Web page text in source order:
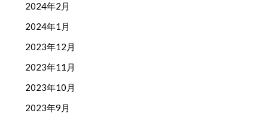
2024年2月
2024年1月
2023年12月
2023年11月
2023年10月
2023年9月